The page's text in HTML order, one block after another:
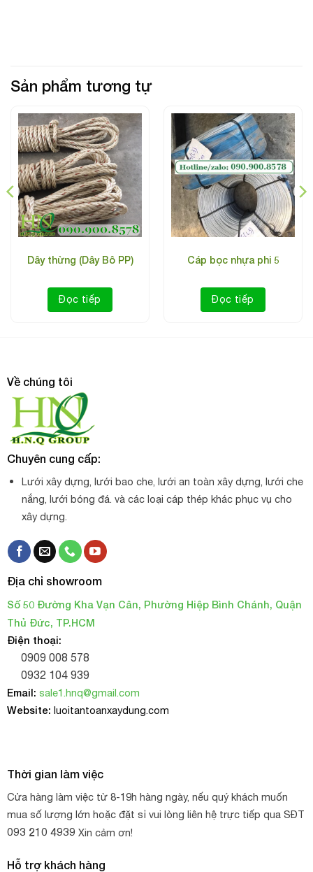
Sản phẩm tương tự
Dây thừng (Dây Bô PP)
Đọc tiếp
Cáp bọc nhựa phi 5
Đọc tiếp
Về chúng tôi
Chuyên cung cấp:
Lưới xây dựng, lưới bao che, lưới an toàn xây dựng, lưới che
nắng, lưới bóng đá. và các loại cáp thép khác phục vụ cho
xây dựng.
Địa chỉ showroom
Số 50 Đường Kha Vạn Cân, Phường Hiệp Bình Chánh, Quận
Thủ Đức, TP.HCM
Điện thoại:
0909 008 578
0932 104 939
Email: sale1.hnq@gmail.com
Website: luoitantoanxaydung.com
Thời gian làm việc
Cửa hàng làm việc từ 8-19h hàng ngày, nếu quý khách muốn
mua số lượng lớn hoặc đặt sỉ vui lòng liên hệ trực tiếp qua SĐT
093 210 4939 Xin cảm ơn!
Hỗ trợ khách hàng